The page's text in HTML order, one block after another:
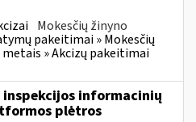
Mokesčių žinyno
pakeitimai » Mokesčių
» Akcizų pakeitimai
inspekcijos informacinių
plėtros